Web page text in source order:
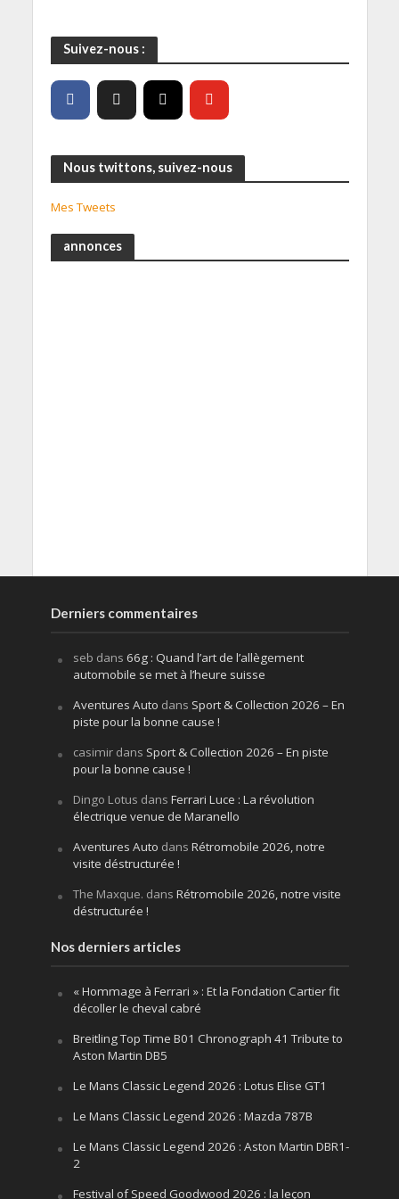
Suivez-nous :
Nous twittons, suivez-nous
Mes Tweets
annonces
Derniers commentaires
seb dans 66g : Quand l’art de l’allègement
automobile se met à l’heure suisse
Aventures Auto dans Sport & Collection 2026 – En
piste pour la bonne cause !
casimirdans Sport & Collection 2026 – En piste
pour la bonne cause !
Dingo Lotus dans Ferrari Luce : La révolution
électrique venue de Maranello
Aventures Auto dans Rétromobile 2026, notre
visite déstructurée !
The Maxque. dans Rétromobile 2026, notre visite
déstructurée !
Nos derniers articles
« Hommage à Ferrari » : Et la Fondation Cartier fit
décoller le cheval cabré
Breitling Top Time B01 Chronograph 41 Tribute to
Aston Martin DB5
Le Mans Classic Legend 2026 : Lotus Elise GT1
Le Mans Classic Legend 2026 : Mazda 787B
Le Mans Classic Legend 2026 : Aston Martin DBR1-
2
Festival of Speed Goodwood 2026 : la leçon